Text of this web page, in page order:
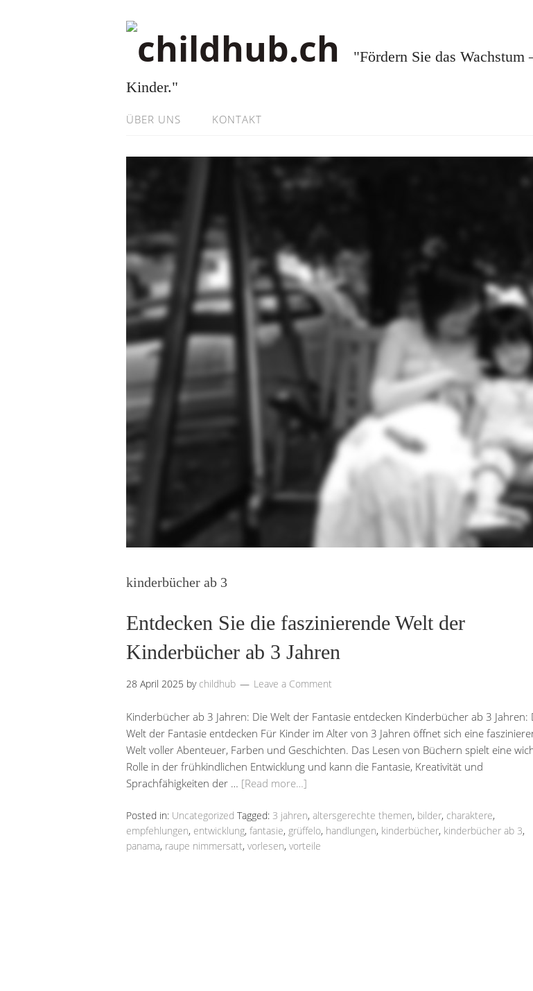
"Fördern Sie das
Kinder."
ÜBER UNS KONTAKT
kinderbücher ab 3
Entdecken Sie die faszinierende Welt der
Kinderbücher ab 3 Jahren
28 April 2025 by childhub Leave a Comment
Kinderbücher ab 3 Jahren: Die Welt der Fantasie entdecken Kinderbücher ab 3 Jahren:
Welt der Fantasie entdecken Für Kinder im Alter von 3 Jahren öffnet sich eine
Welt voller Abenteuer, Farben und Geschichten. Das Lesen von Büchern spielt eine
Rolle in der frühkindlichen Entwicklung und kann die Fantasie, Kreativität und
Sprachfähigkeiten der … [Read more…]
Posted in: Uncategorized Tagged: 3 jahren, altersgerechte themen, bilder, charaktere,
empfehlungen, entwicklung, fantasie, grüffelo, handlungen, kinderbücher, kinderbücher ab 3,
panama, raupe nimmersatt, vorlesen, vorteile